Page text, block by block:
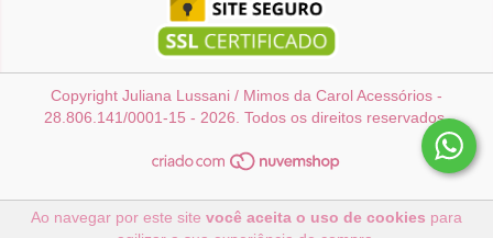
Ao navegar por este site você aceita o uso de cookies para
Copyright Juliana Lussani / Mimos da Carol Acessórios -
28.806.141/0001-15 - 2026. Todos os direitos reservados.